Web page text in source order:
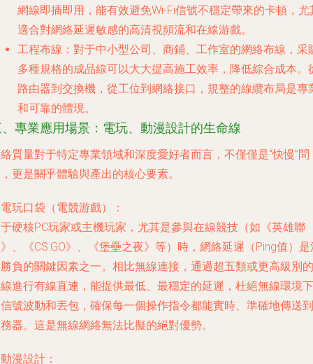
網線即插即用，能有效避免Wi-Fi信號不穩定帶來的卡頓，尤
適合對網絡延遲敏感的高清視頻流和在線游戲。
工程布線 ：對于中小型公司、商鋪、工作室的網絡布線，采
多種規格的成品線可以大大提高施工效率，降低綜合成本。
路由器到交換機，從工位到網絡接口，規整的線纜布局是專
和可靠的體現。
專業應用場景：電玩、動漫設計的生命線
質量對于特定專業領域和深度愛好者而言，不僅僅是“快慢”問
更是關乎體驗與產出的核心要素。
電玩口袋（電競游戲）
：
硬核PC玩家或主機玩家，尤其是參與在線競技（如《英雄聯
、《CS:GO》、《堡壘之夜》等）時，網絡延遲（Ping值）是
負的關鍵因素之一。相比無線連接，通過超五類或更高級別的
進行有線直連，能提供最低、最穩定的延遲，杜絕無線環境下
號波動和丟包，確保每一個操作指令都能實時、準確地傳送到
器。這是無線網絡無法比擬的絕對優勢。
動漫設計 ：